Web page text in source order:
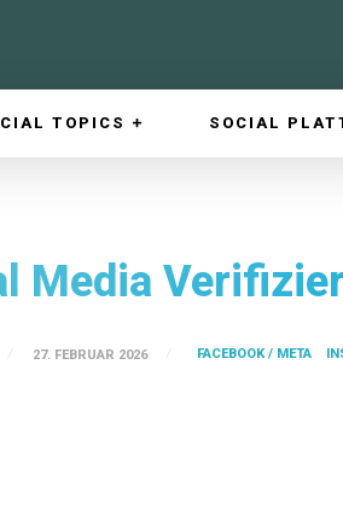
TOPICS SOCIAL
Media
27. FEBRUAR 2026 FACEBOOK / META